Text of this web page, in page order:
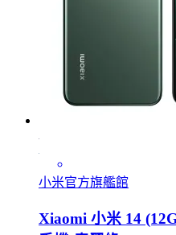
小米官方旗艦館
Xiaomi 小米 14